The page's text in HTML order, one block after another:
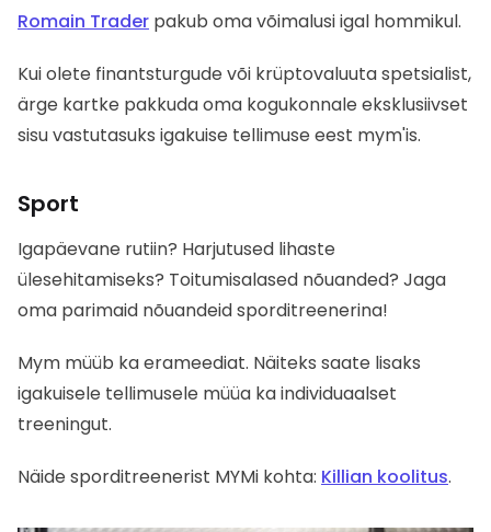
Romain Trader pakub oma võimalusi igal hommikul.
Kui olete finantsturgude või krüptovaluuta spetsialist,
ärge kartke pakkuda oma kogukonnale eksklusiivset
sisu vastutasuks igakuise tellimuse eest mym'is.
Sport
Igapäevane rutiin? Harjutused lihaste
ülesehitamiseks? Toitumisalased nõuanded? Jaga
oma parimaid nõuandeid sporditreenerina!
Mym müüb ka erameediat. Näiteks saate lisaks
igakuisele tellimusele müüa ka individuaalset
treeningut.
Näide sporditreenerist MYMi kohta: Killian koolitus.